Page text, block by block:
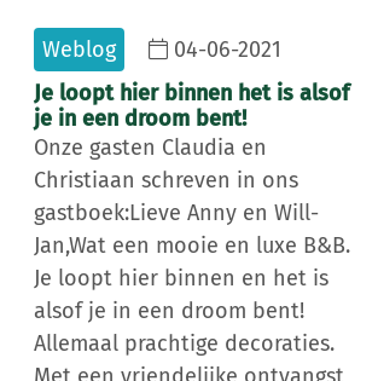
Weblog
04-06-2021
Je loopt hier binnen het is alsof
je in een droom bent!
Onze gasten Claudia en
Christiaan schreven in ons
gastboek:Lieve Anny en Will-
Jan,Wat een mooie en luxe B&B.
Je loopt hier binnen en het is
alsof je in een droom bent!
Allemaal prachtige decoraties.